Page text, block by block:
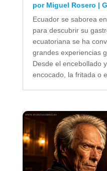
por Miguel Rosero |
Ecuador se saborea
para descubrir su
ecuatoriana se ha
grandes experiencias
Desde el encebollado
encocado, la fritada o